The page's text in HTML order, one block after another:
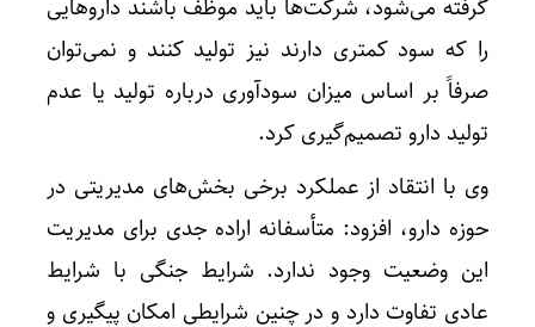
گرفته می‌شود، شرکت‌ها باید موظف باشند داروهایی
را که سود کمتری دارند نیز تولید کنند و نمی‌توان
صرفاً بر اساس میزان سودآوری درباره تولید یا عدم
تولید دارو تصمیم‌گیری کرد.
وی با انتقاد از عملکرد برخی بخش‌های مدیریتی در
حوزه دارو، افزود: متأسفانه اراده جدی برای مدیریت
این وضعیت وجود ندارد. شرایط جنگی با شرایط
عادی تفاوت دارد و در چنین شرایطی امکان پیگیری و